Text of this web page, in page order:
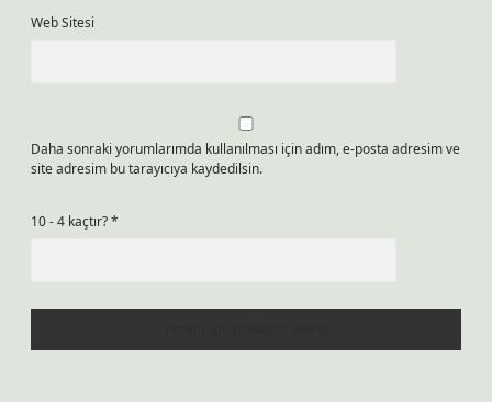
Web Sitesi
Daha sonraki yorumlarımda kullanılması için adım, e-posta adresim ve
site adresim bu tarayıcıya kaydedilsin.
10 - 4 kaçtır?*